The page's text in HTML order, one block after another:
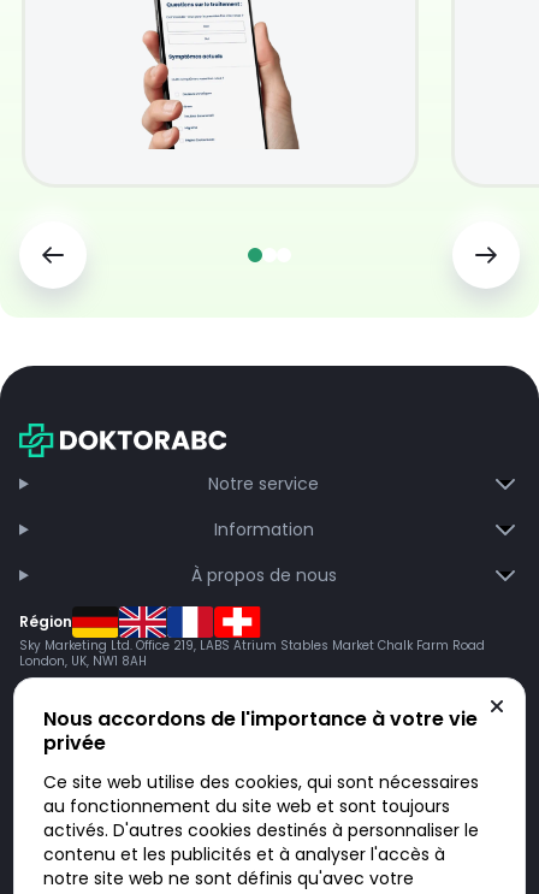
Notre service
Information
À propos de nous
Région
Sky Marketing Ltd. Office 219, LABS Atrium Stables Market Chalk Farm Road
London, UK, NW1 8AH
Doktorabc.com est une plateforme de mise en relation et n’est pas une
pharmacie en ligne. Nous ne vendons ni ne livrons de médicaments ou
autres produits. Les informations sur les produits, médicaments et prix
Nous accordons de l'importance à votre vie
privée
Ce site web utilise des cookies, qui sont nécessaires
au fonctionnement du site web et sont toujours
activés. D'autres cookies destinés à personnaliser le
contenu et les publicités et à analyser l'accès à
notre site web ne sont définis qu'avec votre